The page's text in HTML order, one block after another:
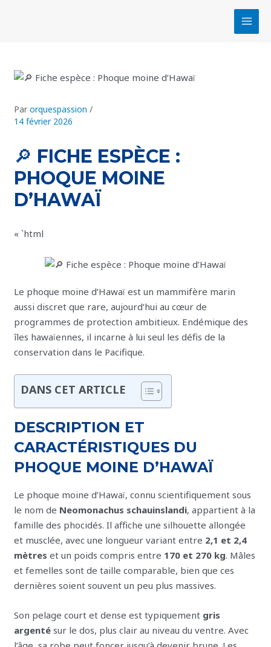
🔎 FICHE ESPÈCE :
PHOQUE MOINE
D’HAWAÏ
Parorquespassion/
14 février 2026
« `html
Le phoque moine d’Hawaï est un mammifère marin
aussi discret que rare, aujourd’hui au cœur de
programmes de protection ambitieux. Endémique des
îles hawaïennes, il incarne à lui seul les défis de la
conservation dans le Pacifique.
DANS CET ARTICLE
DESCRIPTION ET
CARACTÉRISTIQUES DU
PHOQUE MOINE D’HAWAÏ
Le phoque moine d’Hawaï, connu scientifiquement sous
le nom de Neomonachus schauinslandi, appartient à la
famille des phocidés. Il affiche une silhouette allongée
et musclée, avec une longueur variant entre 2,1 et 2,4
mètres et un poids compris entre 170 et 270 kg. Mâles
et femelles sont de taille comparable, bien que ces
dernières soient souvent un peu plus massives.
Son pelage court et dense est typiquement gris
argenté sur le dos, plus clair au niveau du ventre. Avec